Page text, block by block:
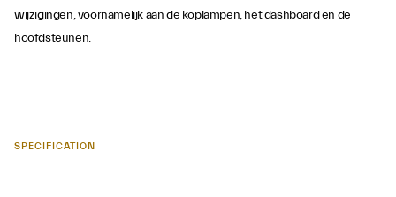
wijzigingen, voornamelijk aan de koplampen, het dashboard en de
hoofdsteunen.
SPECIFICATION